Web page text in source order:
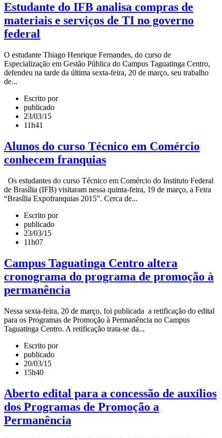
Estudante do IFB analisa compras de
materiais e serviços de TI no governo
federal
O estudante Thiago Henrique Fernandes, do curso de
Especialização em Gestão Pública do Campus Taguatinga Centro,
defendeu na tarde da última sexta-feira, 20 de março, seu trabalho
de...
Escrito por
publicado
23/03/15
11h41
Alunos do curso Técnico em Comércio
conhecem franquias
Os estudantes do curso Técnico em Comércio do Instituto Federal
de Brasília (IFB) visitaram nessa quinta-feira, 19 de março, a Feira
“Brasília Expofranquias 2015”. Cerca de...
Escrito por
publicado
23/03/15
11h07
Campus Taguatinga Centro altera
cronograma do programa de promoção à
permanência
Nessa sexta-feira, 20 de março, foi publicada a retificação do edital
para os Programas de Promoção à Permanência no Campus
Taguatinga Centro. A retificação trata-se da...
Escrito por
publicado
20/03/15
15h40
Aberto edital para a concessão de auxílios
dos Programas de Promoção a
Permanência